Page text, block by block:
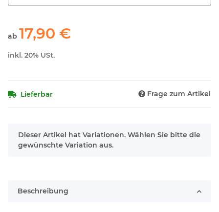
ab 17,90 €
inkl. 20% USt.
Lieferbar Frage zum Artikel
x
Dieser Artikel hat Variationen. Wählen Sie bitte die
gewünschte Variation aus.
Beschreibung